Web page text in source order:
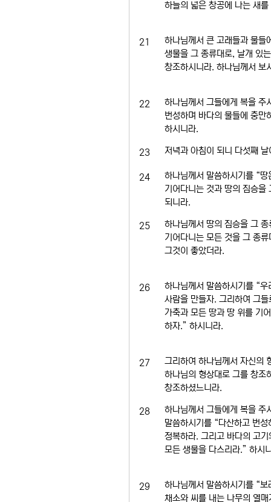
하늘의 넓은 창공에 나는 새
21
하나님께서 큰 고래들과 물들
생물을 그 종류대로, 날개 있
창조하시니라. 하나님께서 보
22
하나님께서 그들에게 복을 주
번성하며 바다의 물들에 충만
하시니라.
23 저녁과 아침이 되니 다섯째 날
24
하나님께서 말씀하시기를 “
기어다니는 것과 땅의 짐승을
되니라.
25
하나님께서 땅의 짐승을 그
기어다니는 모든 것을 그 종
그것이 좋았더라.
26
하나님께서 말씀하시기를 “
사람을 만들자. 그리하여 그
가축과 모든 땅과 땅 위를 기
하자.” 하시니라.
27
그리하여 하나님께서 자신의
하나님의 형상대로 그를 창조
창조하셨느니라.
28
하나님께서 그들에게 복을 주
말씀하시기를 “다산하고 번
정복하라. 그리고 바다의 고
모든 생물을 다스리라.” 하시
29
하나님께서 말씀하시기를 “
채소와 씨를 내는 나무의 열